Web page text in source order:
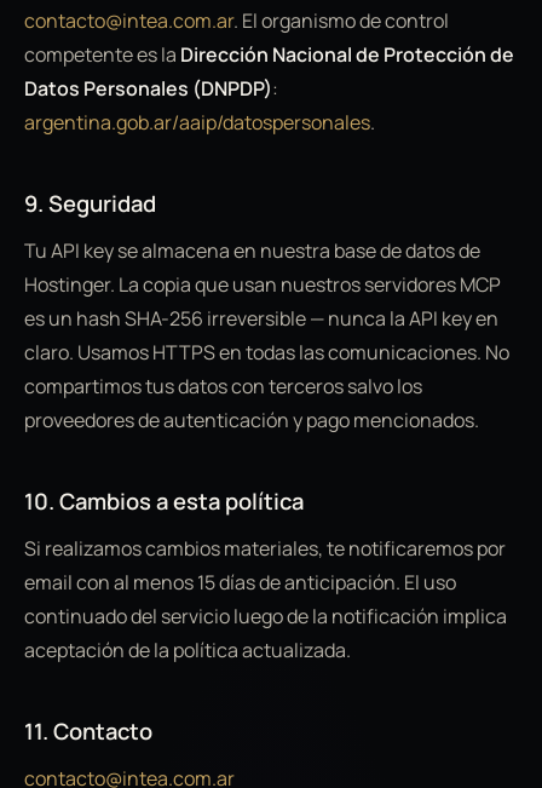
contacto@intea.com.ar. El organismo de control
competente es la Dirección Nacional de Protección de
Datos Personales (DNPDP):
argentina.gob.ar/aaip/datospersonales.
9. Seguridad
Tu API key se almacena en nuestra base de datos de
Hostinger. La copia que usan nuestros servidores MCP
es un hash SHA-256 irreversible — nunca la API key en
claro. Usamos HTTPS en todas las comunicaciones. No
compartimos tus datos con terceros salvo los
proveedores de autenticación y pago mencionados.
10. Cambios a esta política
Si realizamos cambios materiales, te notificaremos por
email con al menos 15 días de anticipación. El uso
continuado del servicio luego de la notificación implica
aceptación de la política actualizada.
11. Contacto
contacto@intea.com.ar